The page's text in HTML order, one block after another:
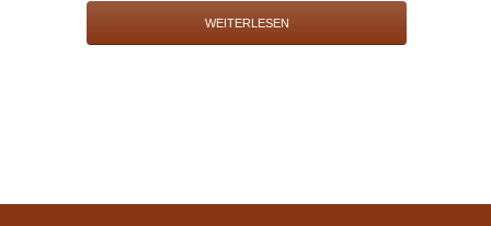
WEITERLESEN